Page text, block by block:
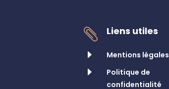

Liens utiles
E
Mentions légales
E
Politique de
confidentialité